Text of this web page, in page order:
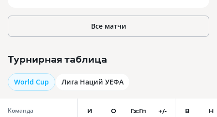
Все матчи
Турнирная таблица
World Cup Лига Наций УЕФА
Команда И О Гз:Гп +/- В Н